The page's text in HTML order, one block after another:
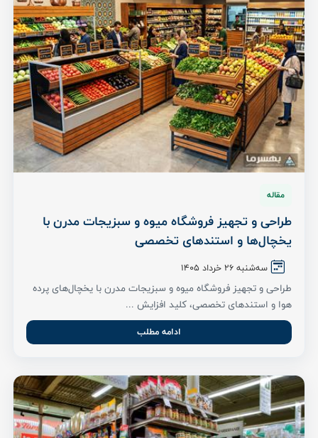
مقاله
طراحی و تجهیز فروشگاه میوه و سبزیجات مدرن با
یخچال‌ها و استندهای تخصصی
سه‌شنبه 26 خرداد ۱۴۰۵
طراحی و تجهیز فروشگاه میوه و سبزیجات مدرن با یخچال‌های پرده
هوا و استندهای تخصصی، کلید افزایش ...
ادامه مطلب